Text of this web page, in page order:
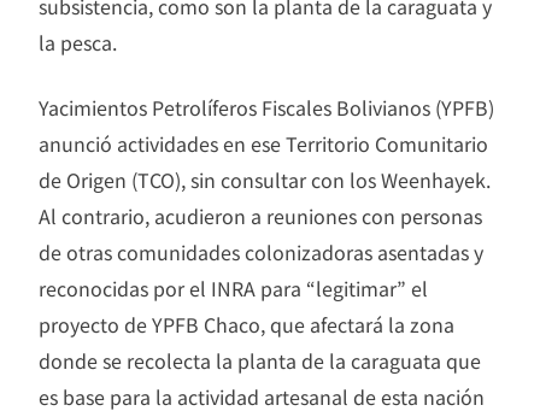
subsistencia, como son la planta de la caraguata y
la pesca.
Yacimientos Petrolíferos Fiscales Bolivianos (YPFB)
anunció actividades en ese Territorio Comunitario
de Origen (TCO), sin consultar con los Weenhayek.
Al contrario, acudieron a reuniones con personas
de otras comunidades colonizadoras asentadas y
reconocidas por el INRA para “legitimar” el
proyecto de YPFB Chaco, que afectará la zona
donde se recolecta la planta de la caraguata que
es base para la actividad artesanal de esta nación